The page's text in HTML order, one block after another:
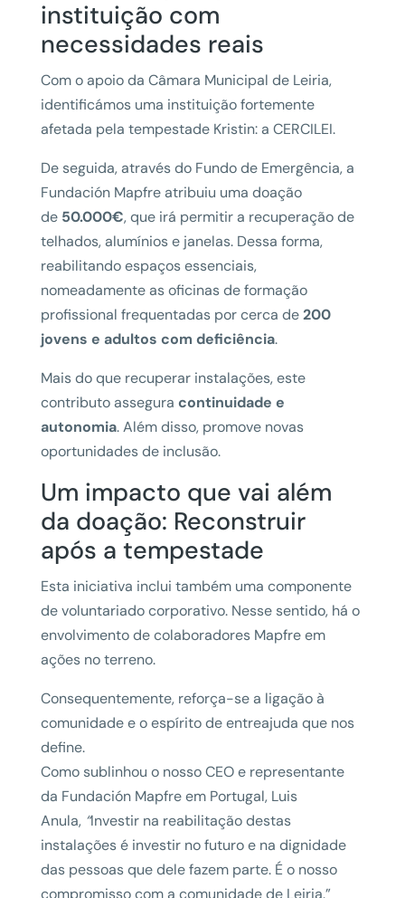
instituição com
necessidades reais
Com o apoio da Câmara Municipal de Leiria,
identificámos uma instituição fortemente
afetada pela tempestade Kristin: a CERCILEI.
De seguida, através do Fundo de Emergência, a
Fundación Mapfre atribuiu uma doação
de 50.000€, que irá permitir a recuperação de
telhados, alumínios e janelas. Dessa forma,
reabilitando espaços essenciais,
nomeadamente as oficinas de formação
profissional frequentadas por cerca de200
jovens e adultos com deficiência.
Mais do que recuperar instalações, este
contributo assegura continuidade e
autonomia. Além disso, promove novas
oportunidades de inclusão.
Um impacto que vai além
da doação: Reconstruir
após a tempestade
Esta iniciativa inclui também uma componente
de voluntariado corporativo. Nesse sentido, há o
envolvimento de colaboradores Mapfre em
ações no terreno.
Consequentemente, reforça-se a ligação à
comunidade e o espírito de entreajuda que nos
define.
Como sublinhou o nosso CEO e representante
da Fundación Mapfre em Portugal, Luis
Anula, “Investir na reabilitação destas
instalações é investir no futuro e na dignidade
das pessoas que dele fazem parte. É o nosso
compromisso com a comunidade de Leiria.”